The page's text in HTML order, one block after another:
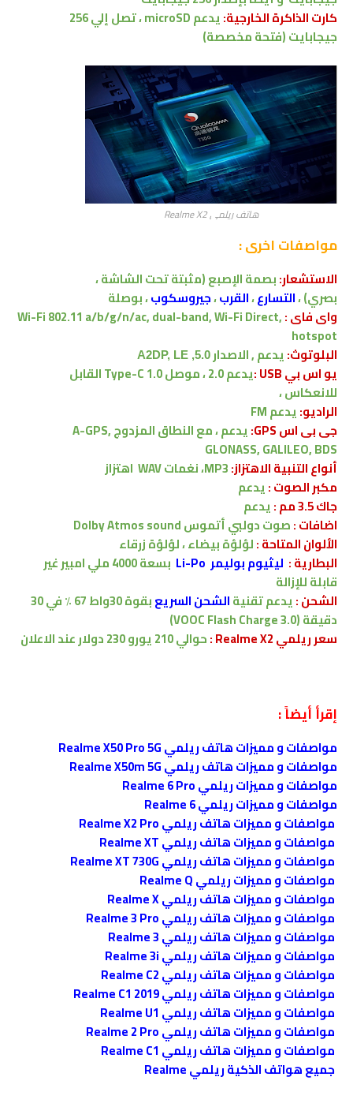
كارت الذاكرة الخارجية:يدعمmicroSD ، تصل إلي256
جيجابايت(فتحة مخصصة)
هاتف ريلمي Realme X2
مواصفات اخرى:
الاستشعار:بصمة الإصبع(مثبتة تحت الشاشة ،
بصري)،التسارع،القرب،جيروسكوب، بوصلة
واى فاى :Wi-Fi 802.11 a/b/g/n/ac, dual-band, Wi-Fi Direct,
hotspot
البلوتوث:يدعم , الاصدار 5.0, A2DP, LE
يو اس بي USB :
يدعم 2.0 ، موصل Type-C 1.0 القابل
للانعكاس ،
الراديو:يدعم FM
جى بى اس GPS:
يدعم ، مع النطاق المزدوج A-GPS,
GLONASS, GALILEO, BDS
أنواع التنبية الاهتزاز:
اهتزاز
مكبر الصوت :يدعم
جاك 3.5 مم :
يدعم
اضافات :صوت دولبي أتموسDolby Atmos sound
الألوان المتاحة :لؤلؤة بيضاء ، لؤلؤة زرقاء
البطارية: ليثيوم بوليمر Li-Po بسعة4000ملي امبيرغير
قابلة للإزالة
الشحن:يدعمتقنيةالشحن السريعبقوة 30واط
67 ٪ في 30
دقيقة(VOOC Flash Charge 3.0)
سعر ريلمي Realme X2 :
حوالي 210 يورو 230 دولار عند الاعلان
إقرأ أيضاً :
مواصفات و مميزات هاتف ريلمي Realme X50 Pro 5G
مواصفات و مميزات هاتف ريلمي Realme X50m 5G
مواصفات و مميزات ريلمي Realme 6 Pro
مواصفات و مميزات ريلمي Realme 6
مواصفات و مميزات هاتف ريلمي Realme X2 Pro
مواصفات و مميزات هاتف ريلمي Realme XT
مواصفات و مميزات هاتف ريلمي Realme XT 730G
مواصفات و مميزات ريلمي Realme Q
مواصفات و مميزات هاتف ريلمي Realme X
مواصفات و مميزات هاتف ريلمي Realme 3 Pro
مواصفات و مميزات هاتف ريلمي Realme 3
مواصفات و مميزات هاتف ريلمي Realme 3i
مواصفات و مميزات هاتف ريلمي Realme C2
مواصفات و مميزات هاتف ريلمي Realme C1 2019
مواصفات و مميزات هاتف ريلمي Realme U1
مواصفات و مميزات هاتف ريلمي Realme 2 Pro
مواصفات و مميزات هاتف ريلمي Realme C1
جميع هواتف الذكية ريلمي Realme